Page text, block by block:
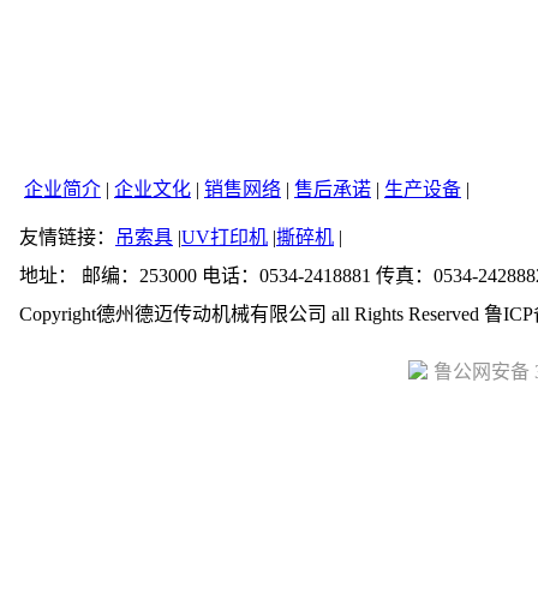
企业简介 | 企业文化 | 销售网络 | 售后承诺 | 生产设备 |
友情链接： 吊索具 |UV打印机 |撕碎机 |
地址： 邮编：253000 电话：0534-2418881 传真：0534-
Copyright德州德迈传动机械有限公司 all Rights Reserved 鲁ICP
鲁公网安备